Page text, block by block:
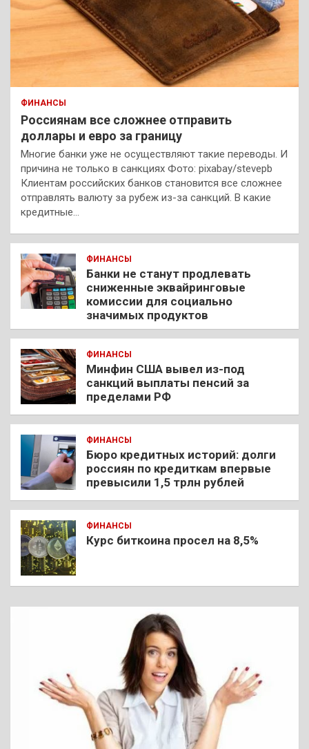
ФИНАНСЫ
Россиянам все сложнее отправить
доллары и евро за границу
Многие банки уже не осуществляют такие переводы. И
причина не только в санкциях Фото: pixabay/stevepb
Клиентам российских банков становится все сложнее
отправлять валюту за рубеж из-за санкций. В какие
кредитные…
ФИНАНСЫ
Банки не станут продлевать
сниженные эквайринговые
комиссии для социально
значимых продуктов
ФИНАНСЫ
Минфин США вывел из-под
санкций выплаты пенсий за
пределами РФ
ФИНАНСЫ
Бюро кредитных историй: долги
россиян по кредиткам впервые
превысили 1,5 трлн рублей
ФИНАНСЫ
Курс биткоина просел на 8,5%